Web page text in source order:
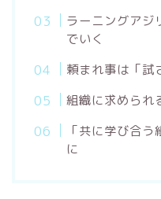
ラーニングアジ
でいく
頼まれ事は「試
組織に求められ
「共に学び合
に